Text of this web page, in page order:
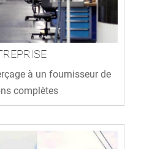
à un fournisseur de
complètes